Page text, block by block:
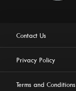
Contact Us
Privacy Policy
Terms and Conditions